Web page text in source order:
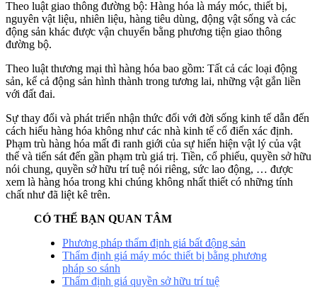
Theo luật giao thông đường bộ: Hàng hóa là máy móc, thiết bị,
nguyên vật liệu, nhiên liệu, hàng tiêu dùng, động vật sống và các
động sản khác được vận chuyển bằng phương tiện giao thông
đường bộ.
Theo luật thương mại thì hàng hóa bao gồm: Tất cả các loại động
sản, kể cả động sản hình thành trong tương lai, những vật gắn liền
với đất đai.
Sự thay đổi và phát triển nhận thức đối với đời sống kinh tế dẫn đến
cách hiểu hàng hóa không như các nhà kinh tế cổ điển xác định.
Phạm trù hàng hóa mất đi ranh giới của sự hiển hiện vật lý của vật
thể và tiến sát đến gần phạm trù giá trị. Tiền, cổ phiếu, quyền sở hữu
nói chung, quyền sở hữu trí tuệ nói riêng, sức lao động, … được
xem là hàng hóa trong khi chúng không nhất thiết có những tính
chất như đã liệt kê trên.
CÓ THỂ BẠN QUAN TÂM
Phương pháp thẩm định giá bất động sản
Thẩm định giá máy móc thiết bị bằng phương
pháp so sánh
Thẩm định giá quyền sở hữu trí tuệ